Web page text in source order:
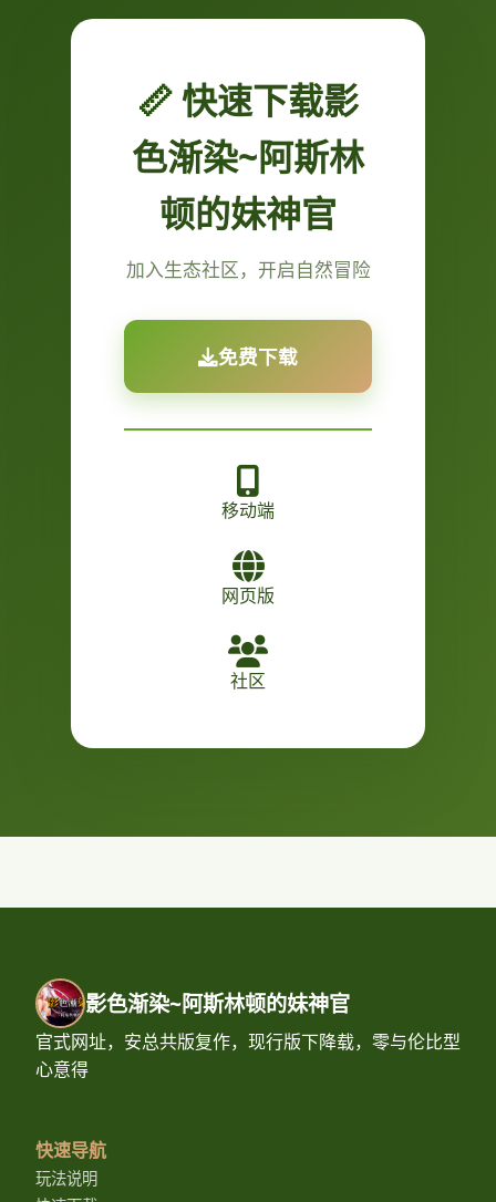
📏 快速下载影
色渐染~阿斯林
顿的妹神官
加入生态社区，开启自然冒险
免费下载
移动端
网页版
社区
影色渐染~阿斯林顿的妹神官
官式网址，安总共版复作，现行版下降载，零与伦比型
心意得
快速导航
玩法说明